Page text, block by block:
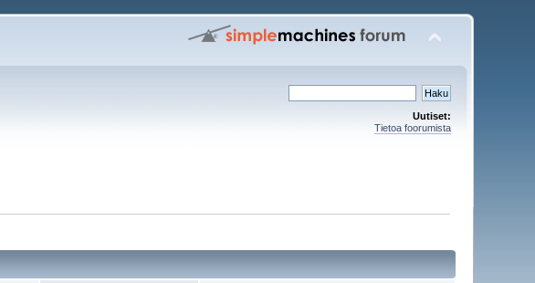
Uutiset:
Tietoa foorumista